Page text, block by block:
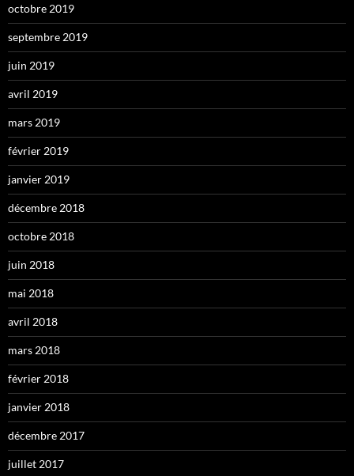
octobre 2019
septembre 2019
juin 2019
avril 2019
mars 2019
février 2019
janvier 2019
décembre 2018
octobre 2018
juin 2018
mai 2018
avril 2018
mars 2018
février 2018
janvier 2018
décembre 2017
juillet 2017